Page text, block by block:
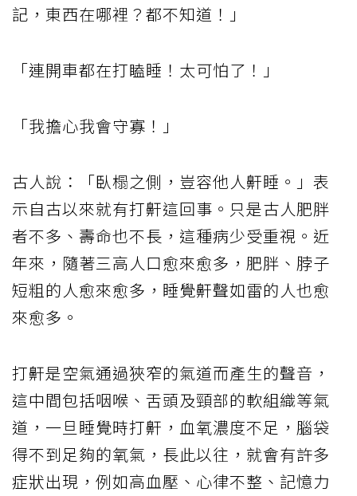
記，東西在哪裡？都不知道！」
「連開車都在打瞌睡！太可怕了！」
「我擔心我會守寡！」
古人說：「臥榻之側，豈容他人鼾睡。」表
示自古以來就有打鼾這回事。只是古人肥胖
者不多、壽命也不長，這種病少受重視。近
年來，隨著三高人口愈來愈多，肥胖、脖子
短粗的人愈來愈多，睡覺鼾聲如雷的人也愈
來愈多。
打鼾是空氣通過狹窄的氣道而產生的聲音，
這中間包括咽喉、舌頭及頸部的軟組織等氣
道，一旦睡覺時打鼾，血氧濃度不足，腦袋
得不到足夠的氧氣，長此以往，就會有許多
症狀出現，例如高血壓、心律不整、記憶力